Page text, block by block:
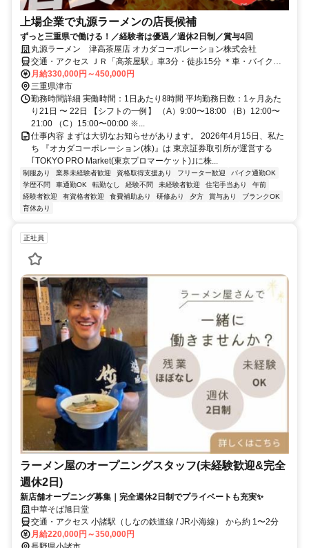
上場企業で丸源ラーメンの店長候補
ずっと三重県で働ける！／経験者は優遇／週休2日制／賞与4回
丸源ラーメン 津高茶屋店 オカダコーポレーション株式会社
交通・アクセス ＪＲ「高茶屋駅」車3分・徒歩15分 ＊車・バイク通
勤ＯＫ
月給330,000円～450,000円
三重県津市
勤務時間詳細 実働時間：1日あたり8時間 平均勤務日数：1ヶ月あた
り21日 〜 22日 【シフトの一例】 （A）9:00〜18:00 （B）12:00〜
21:00 （C）15:00〜00:00 ※...
仕事内容 まずは大切なお知らせがあります。 2026年4月15日、私た
ち 『オカダコーポレーション(株)』は 東京証券取引所が運営する
｢TOKYO PRO Market(東京プロマーケット)｣に株...
制服あり 業界未経験者歓迎 資格取得支援あり フリーター歓迎
バイク通勤OK
学歴不問
車通勤OK 転勤なし 経験不問 未経験者歓迎 住宅手当あり
午前
経験者歓迎
有資格者歓迎 食費補助あり 研修あり 夕方 賞与あり
ブランクOK
育休あり
正社員
ラーメン屋のオープニングスタッフ(未経験歓迎&完全
週休2日)
新店舗オープニング募集｜完全週休2日制でプライベートも充実✨
中華そば旭日堂
交通・アクセス 小諸駅（しなの鉄道線 / JR小海線） から約 1〜2分
月給220,000円～350,000円